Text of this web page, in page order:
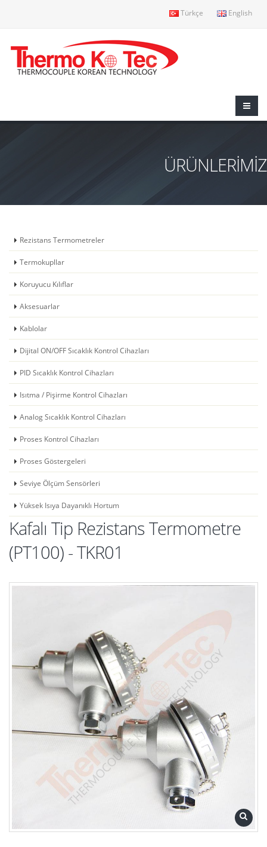
Türkçe English
ÜRÜNLERİMİZ
Rezistans Termometreler
Termokupllar
Koruyucu Kılıflar
Aksesuarlar
Kablolar
Dijital ON/OFF Sıcaklık Kontrol Cihazları
PID Sıcaklık Kontrol Cihazları
Isıtma / Pişirme Kontrol Cihazları
Analog Sıcaklık Kontrol Cihazları
Proses Kontrol Cihazları
Proses Göstergeleri
Seviye Ölçüm Sensörleri
Yüksek Isıya Dayanıklı Hortum
Kafalı Tip Rezistans Termometre
(PT100) - TKR01